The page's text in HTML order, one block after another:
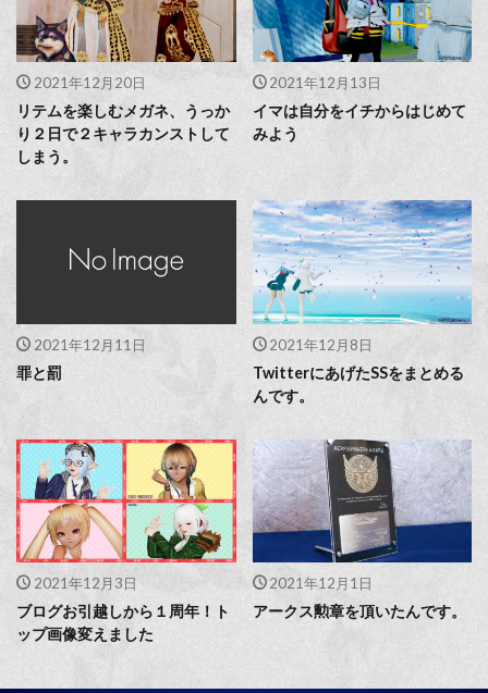
2021年12月20日
リテムを楽しむメガネ、うっか
り２日で２キャラカンストして
しまう。
2021年12月13日
イマは自分をイチからはじめて
みよう
2021年12月11日
罪と罰
2021年12月8日
TwitterにあげたSSをまとめる
んです。
2021年12月3日
ブログお引越しから１周年！ト
ップ画像変えました
2021年12月1日
アークス勲章を頂いたんです。